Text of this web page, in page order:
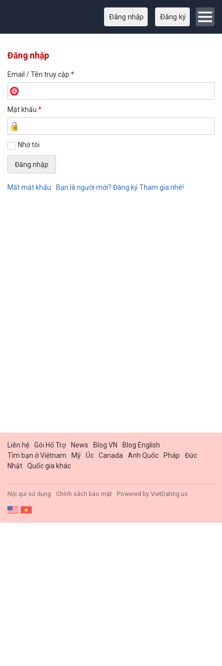
Đăng nhập Đăng ký
Đăng nhập
Email / Tên truy cập *
Mật khẩu *
Nhớ tôi
Mất mật khẩu Bạn là người mới? Đăng ký Tham gia nhé!
Liên hệ Gói Hổ Trợ News Blog VN
Blog English
Tìm bạn ở Việtnam
Mỹ Úc Canada Anh Quốc Pháp
Đức
Nhật
Quốc gia khác
Nội qui sử dụng Chính sách bảo mật Powered by VietDating.us